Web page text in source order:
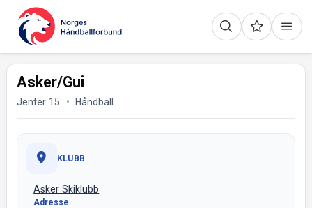
Asker/Gui
Jenter 15 Håndball
KLUBB
Asker Skiklubb
Adresse